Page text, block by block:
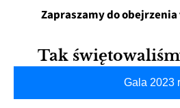
Zapraszamy do
Tak
Gala 2023